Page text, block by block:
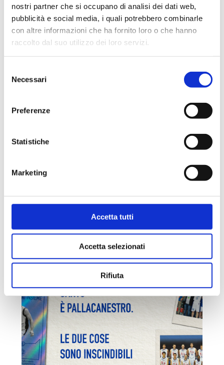
nostri partner che si occupano di analisi dei dati web,
pubblicità e social media, i quali potrebbero combinarle
con altre informazioni che ha fornito loro o che hanno
raccolto dal suo utilizzo dei loro servizi.
delNecessari
Preferenze
Statistiche
Marketing
Accetta tutti
Accetta selezionati
Rifiuta
30 10/05/2026
vs Acqua
Condividi
PRECAMPIONATO
6 Agosto 2026